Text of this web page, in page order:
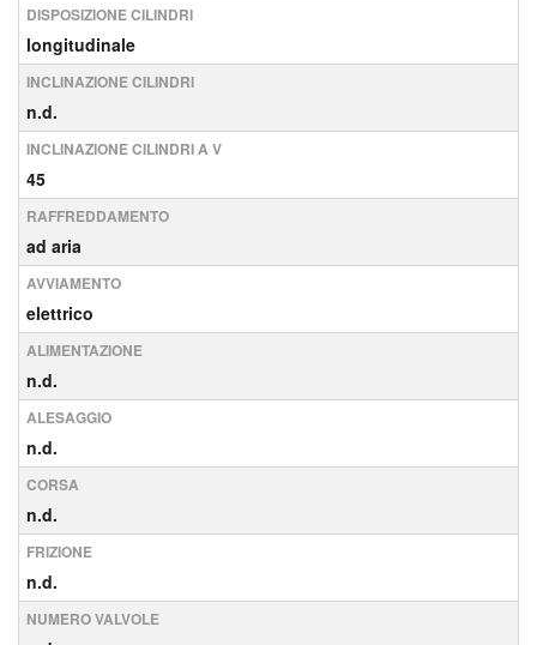
DISPOSIZIONE CILINDRI
longitudinale
INCLINAZIONE CILINDRI
n.d.
INCLINAZIONE CILINDRI A V
45
RAFFREDDAMENTO
ad aria
AVVIAMENTO
elettrico
ALIMENTAZIONE
n.d.
ALESAGGIO
n.d.
CORSA
n.d.
FRIZIONE
n.d.
NUMERO VALVOLE